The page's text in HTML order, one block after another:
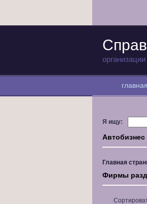
Я ищу:
Автобизнес
Главная
Фирмы